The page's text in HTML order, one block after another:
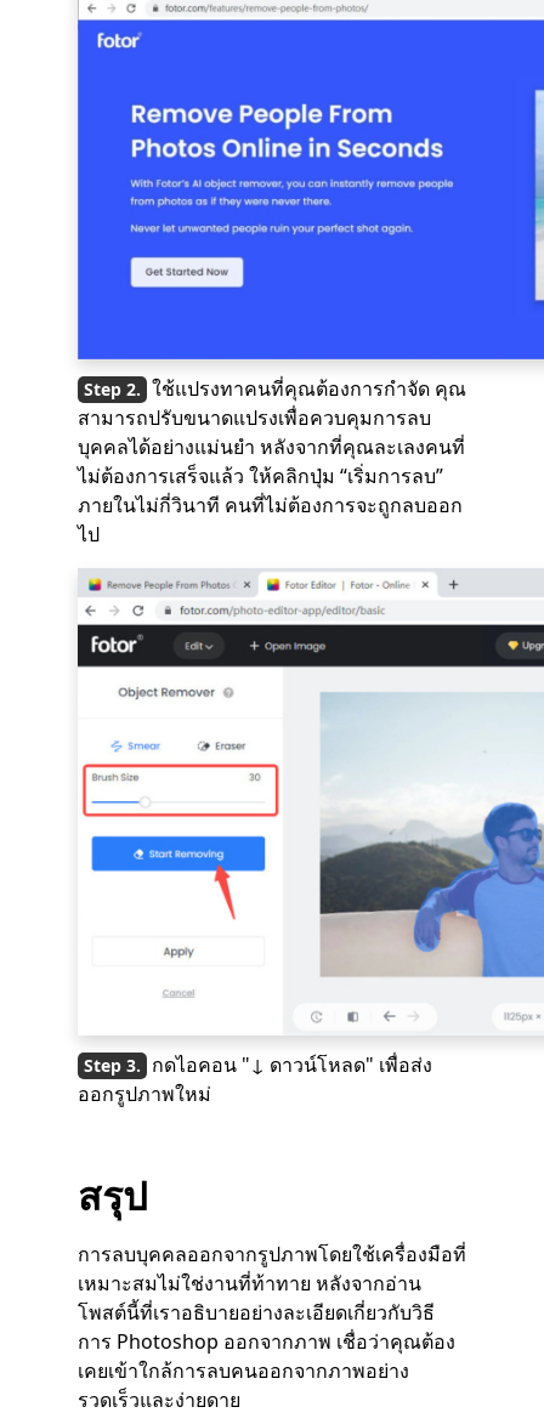
ใช้แปรงทาคนที่คุณต้องการกำจัด คุณ
สามารถปรับขนาดแปรงเพื่อควบคุมการลบ
บุคคลได้อย่างแม่นยำ หลังจากที่คุณละเลงคนที่
ไม่ต้องการเสร็จแล้ว ให้คลิกปุ่ม “เริ่มการลบ”
ภายในไม่กี่วินาที คนที่ไม่ต้องการจะถูกลบออก
ไป
กดไอคอน "↓ ดาวน์โหลด" เพื่อส่ง
ออกรูปภาพใหม่
สรุป
การลบบุคคลออกจากรูปภาพโดยใช้เครื่องมือที่
เหมาะสมไม่ใช่งานที่ท้าทาย หลังจากอ่าน
โพสต์นี้ที่เราอธิบายอย่างละเอียดเกี่ยวกับวิธี
การ Photoshop ออกจากภาพ เชื่อว่าคุณต้อง
เคยเข้าใกล้การลบคนออกจากภาพอย่าง
รวดเร็วและง่ายดาย